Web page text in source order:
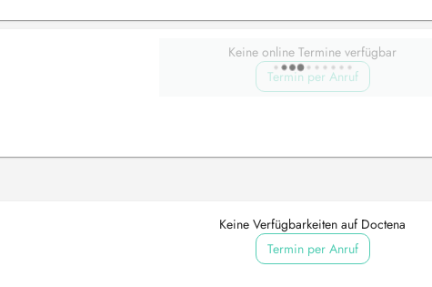
Keine online Termine verfügbar
Termin per Anruf
Keine Verfügbarkeiten auf Doctena
Termin per Anruf